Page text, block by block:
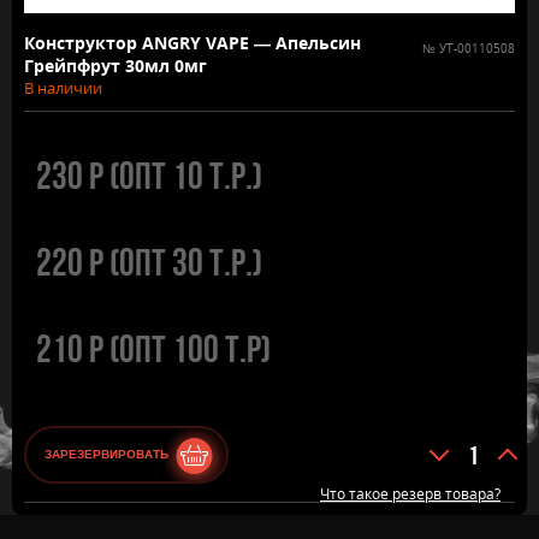
Конструктор ANGRY VAPE — Апельсин
Грейпфрут 30мл 0мг
В наличии
№ УТ-00110508
230Р(Опт 10 т.р.)
220Р(Опт 30 т.р.)
210Р(Опт 100 т.р)
товара
ЗАРЕЗЕРВИРОВАТЬ
Что такое резерв товара?